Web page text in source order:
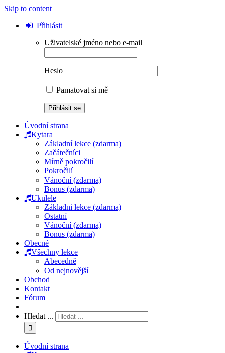
Skip to content
Přihlásit
Uživatelské jméno nebo e-mail
Heslo
Pamatovat si mě
Úvodní strana
Kytara
Základní lekce (zdarma)
Začátečníci
Mírně pokročilí
Pokročilí
Vánoční (zdarma)
Bonus (zdarma)
Ukulele
Základni lekce (zdarma)
Ostatní
Vánoční (zdarma)
Bonus (zdarma)
Obecné
Všechny lekce
Abecedně
Od nejnovější
Obchod
Kontakt
Fórum
Hledat ...
Úvodní strana